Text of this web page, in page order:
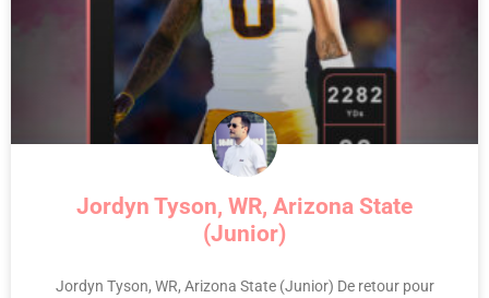
Jordyn Tyson, WR, Arizona State
(Junior)
Jordyn Tyson, WR, Arizona State (Junior) De retour pour